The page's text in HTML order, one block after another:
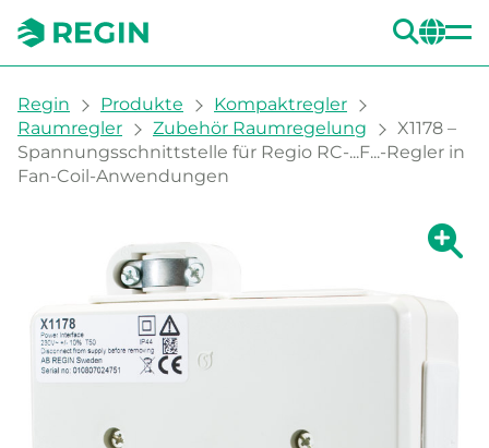
You are here:
Regin Produkte
Kompaktregler
Raumregler
Zubehör Raumregelung
X1178 –
Spannungsschnittstelle für Regio RC-...F...-Regler in
Fan-Coil-Anwendungen
Zeige